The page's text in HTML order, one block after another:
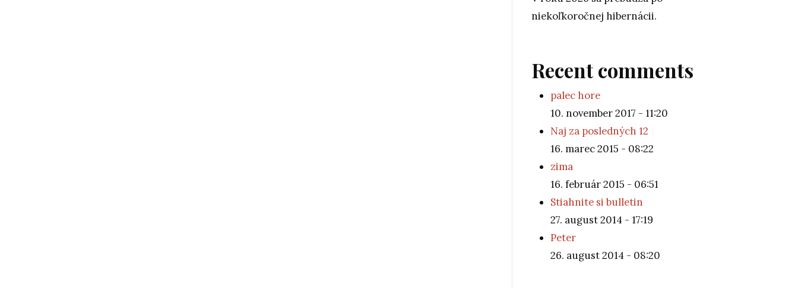
niekoľkoročnej hibernácii.
Recent comments
palec hore
10. november 2017 - 11:20
Naj za posledných 12
16. marec 2015 - 08:22
zima
16. február 2015 - 06:51
Stiahnite si bulletin
27. august 2014 - 17:19
Peter
26. august 2014 - 08:20